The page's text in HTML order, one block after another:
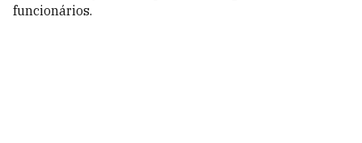
funcionários.